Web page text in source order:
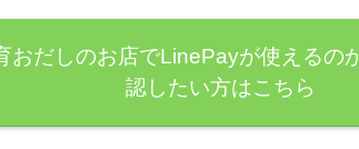
おだしのお店でLinePayが使えるの
認したい方はこちら